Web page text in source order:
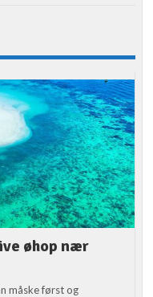
øhop nær
måske først og